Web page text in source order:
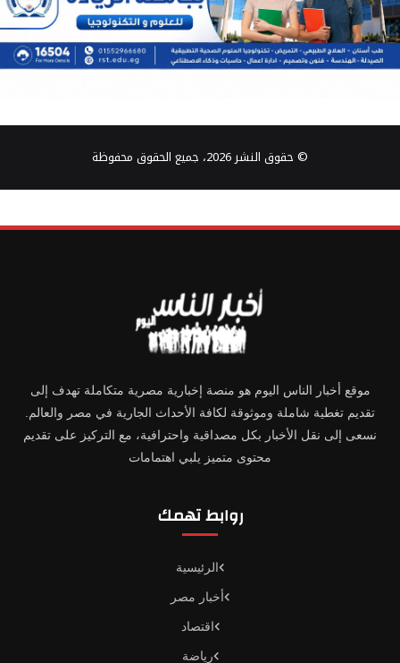
© حقوق النشر 2026، جميع الحقوق محفوظة
موقع أخبار الناس اليوم هو منصة إخبارية مصرية متكاملة تهدف إلى
تقديم تغطية شاملة وموثوقة لكافة الأحداث الجارية في مصر والعالم.
نسعى إلى نقل الأخبار بكل مصداقية واحترافية، مع التركيز على تقديم
محتوى متميز يلبي اهتمامات
روابط تهمك
الرئيسية
أخبار مصر
اقتصاد
رياضة